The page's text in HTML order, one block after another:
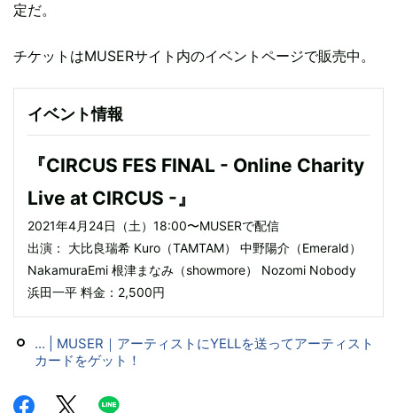
定だ。
チケットはMUSERサイト内のイベントページで販売中。
イベント情報
『CIRCUS FES FINAL - Online Charity
Live at CIRCUS -』
2021年4月24日（土）18:00〜MUSERで配信
出演： 大比良瑞希 Kuro（TAMTAM） 中野陽介（Emerald）
NakamuraEmi 根津まなみ（showmore） Nozomi Nobody
浜田一平 料金：2,500円
... | MUSER｜アーティストにYELLを送ってアーティスト
カードをゲット！